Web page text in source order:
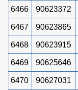
6466 90623372
6467 90623865
6468 90623915
6469 90625646
6470 90627031